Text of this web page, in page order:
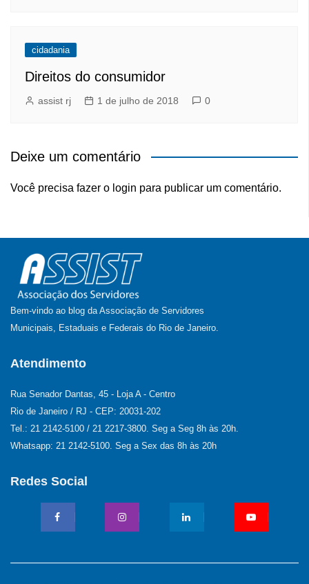
cidadania
Direitos do consumidor
assist rj 1 de julho de 2018 0
Deixe um comentário
Você precisa fazer o login para publicar um comentário.
Bem-vindo ao blog da Associação de Servidores
Municipais, Estaduais e Federais do Rio de Janeiro.
Atendimento
Rua Senador Dantas, 45 - Loja A - Centro
Rio de Janeiro / RJ - CEP: 20031-202
Tel.: 21 2142-5100 / 21 2217-3800. Seg a Seg 8h às 20h.
Whatsapp: 21 2142-5100. Seg a Sex das 8h às 20h
Redes Social